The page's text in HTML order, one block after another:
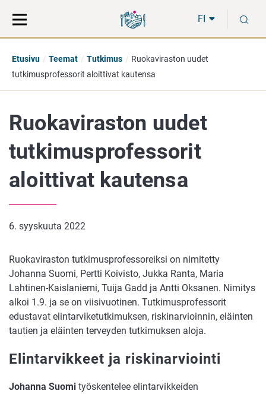
suoraan
sisältöön
koko
sivuston
FI
Etusivu Teemat Tutkimus
Ruokaviraston uudet
tutkimusprofessorit aloittivat kautensa
Ruokaviraston uudet
tutkimusprofessorit
aloittivat kautensa
6. syyskuuta 2022
Ruokaviraston tutkimusprofessoreiksi on nimitetty
Johanna Suomi, Pertti Koivisto, Jukka Ranta, Maria
Lahtinen-Kaislaniemi, Tuija Gadd ja Antti Oksanen. Nimitys
alkoi 1.9. ja se on viisivuotinen. Tutkimusprofessorit
edustavat elintarviketutkimuksen, riskinarvioinnin, eläinten
tautien ja eläinten terveyden tutkimuksen aloja.
Elintarvikkeet ja riskinarviointi
Johanna Suomi työskentelee elintarvikkeiden